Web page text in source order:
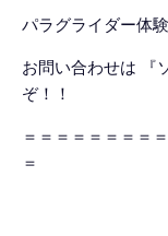
パラグライダー体
お問い合わせは 『
ぞ！！
＝＝＝＝＝＝＝＝
＝